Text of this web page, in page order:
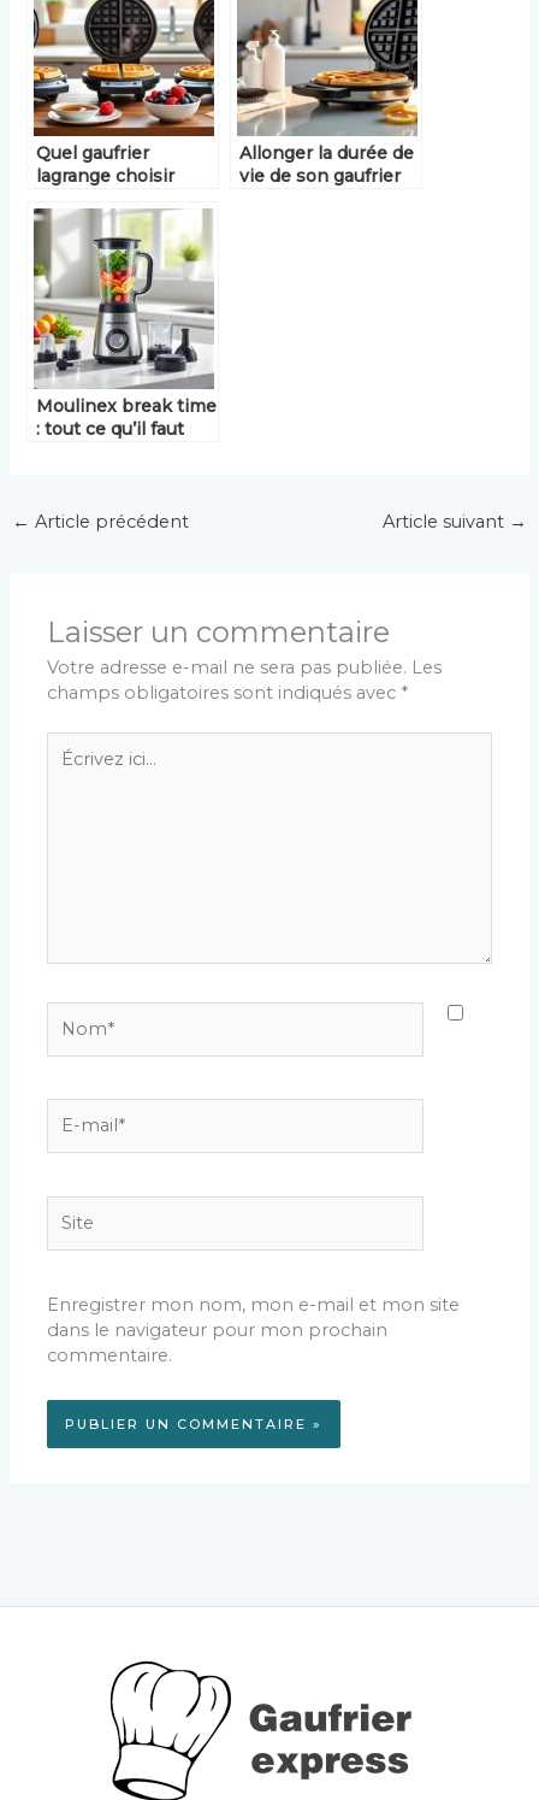
Quel gaufrier
lagrange choisir
parfaites ?
Allonger la durée de
vie de son gaufrier
Moulinex break time
: tout ce qu’il faut
← Article précédent Article suivant →
Laisser un commentaire
Votre adresse e-mail ne sera pas publiée. Les
champs obligatoires sont indiqués avec *
Écrivez
ici…
mail*
Enregistrer mon nom, mon e-mail et mon site
dans le navigateur pour mon prochain
commentaire.